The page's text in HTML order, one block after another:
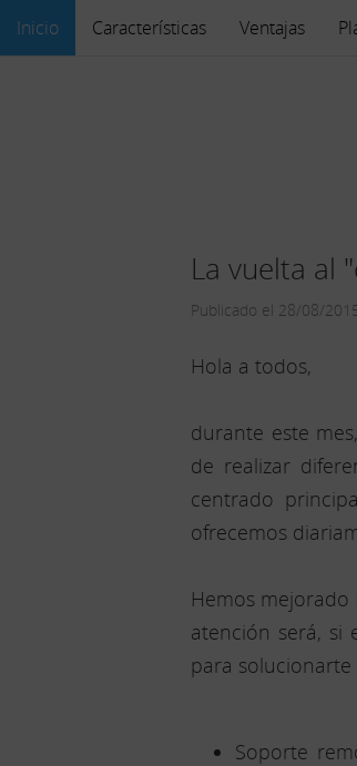
Inicio Características Ventajas
La vuelta al
Publicado el 28/08/
Hola a todos,
durante este
de realizar
centrado
ofrecemos
Hemos
atención será, si
para
Soporte